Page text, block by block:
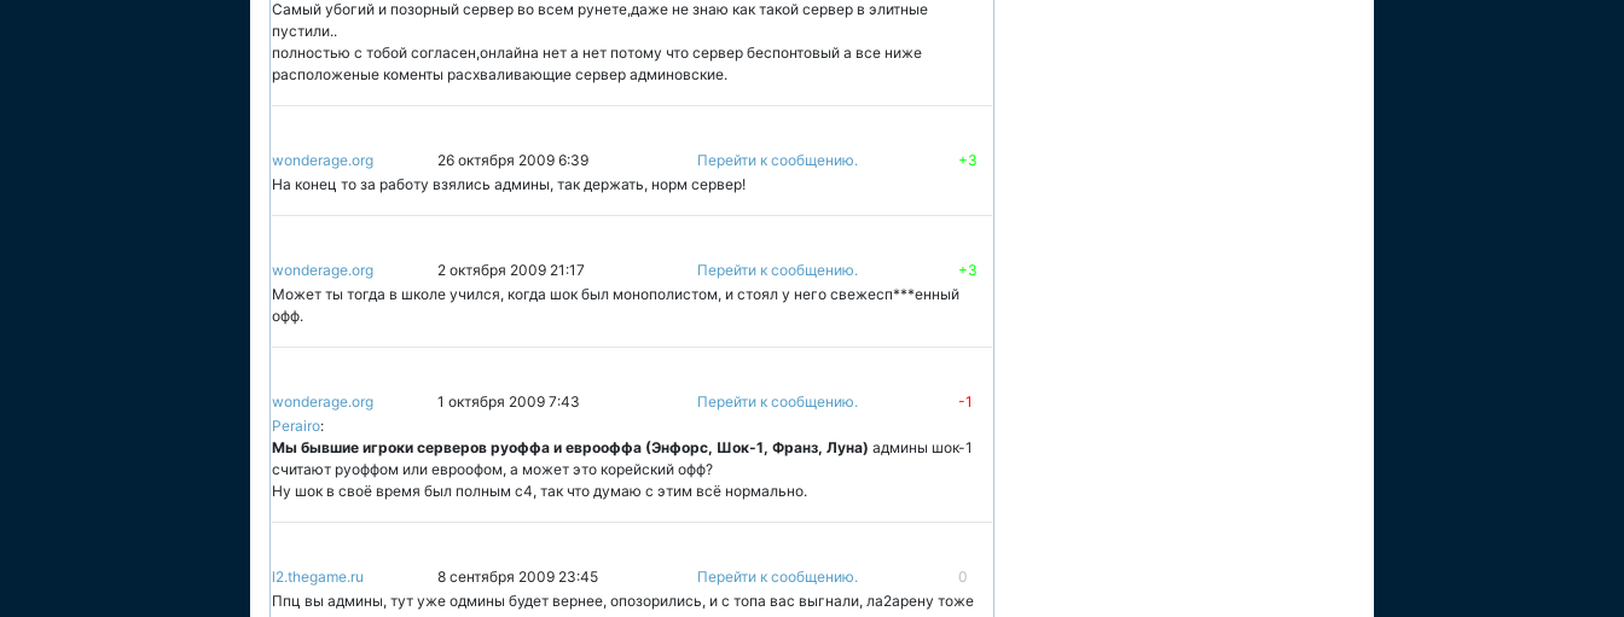
Самый убогий и позорный сервер во всем рунете,даже не знаю как такой сервер в элитные
пустили..
полностью с тобой согласен,онлайна нет а нет потому что сервер беспонтовый а все ниже
расположеные коменты расхваливающие сервер админовские.
wonderage.org 26 октября 2009 6:39 Перейти к сообщению.
+3
На конец то за работу взялись админы, так держать, норм сервер!
wonderage.org 2 октября 2009 21:17 Перейти к сообщению.
+3
Может ты тогда в школе учился, когда шок был монополистом, и стоял у него свежесп***енный
офф.
wonderage.org 1 октября 2009 7:43 Перейти к сообщению.
-1
Perairo:
Мы бывшие игроки серверов руоффа и еврооффа (Энфорс, Шок-1, Франз, Луна) админы шок-1
считают руоффом или евроофом, а может это корейский офф?
Ну шок в своё время был полным с4, так что думаю с этим всё нормально.
l2.thegame.ru 8 сентября 2009 23:45 Перейти к сообщению.
0
Ппц вы админы, тут уже одмины будет вернее, опозорились, и с топа вас выгнали, ла2арену тоже